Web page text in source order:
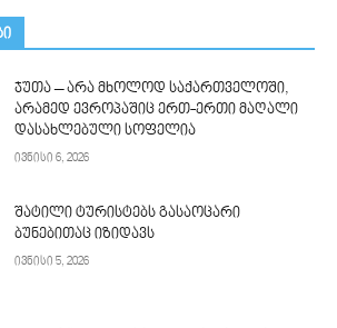
ჯუთა – არა მხოლოდ საქართველოში,
არამედ ევროპაშიც ერთ-ერთი მაღალი
დასახლებული სოფელია
ივნისი 6, 2026
შატილი ტურისტებს გასაოცარი
ბუნებითაც იზიდავს
ივნისი 5, 2026